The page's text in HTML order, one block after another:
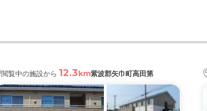
閲覧中の施設から 12.3km紫波郡矢巾町高田第